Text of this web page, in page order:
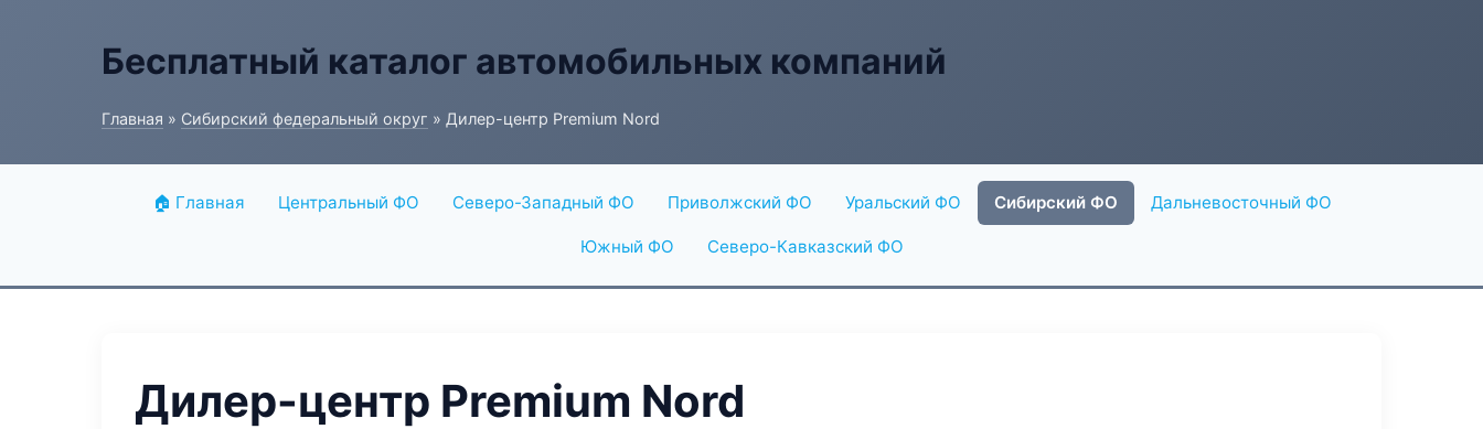
Бесплатный каталог автомобильных компаний
Главная » Сибирский федеральный округ » Дилер-центр Premium Nord
🏠 Главная Центральный ФО Северо-Западный ФО Приволжский ФО Уральский ФО Сибирский ФО Дальневосточный ФО
Южный ФО Северо-Кавказский ФО
Дилер-центр Premium Nord